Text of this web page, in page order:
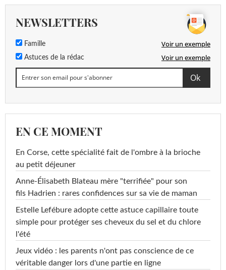
NEWSLETTERS
Famille Voir un exemple
Astuces de la rédac Voir un exemple
EN CE MOMENT
En Corse, cette spécialité fait de l'ombre à la brioche
au petit déjeuner
Anne-Élisabeth Blateau mère "terrifiée" pour son
fils Hadrien : rares confidences sur sa vie de maman
Estelle Lefébure adopte cette astuce capillaire toute
simple pour protéger ses cheveux du sel et du chlore
l'été
Jeux vidéo : les parents n'ont pas conscience de ce
véritable danger lors d'une partie en ligne